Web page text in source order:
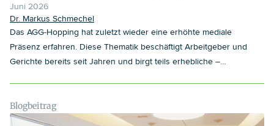
Juni 2026
Dr. Markus Schmechel
Das AGG-Hopping hat zuletzt wieder eine erhöhte mediale
Präsenz erfahren. Diese Thematik beschäftigt Arbeitgeber und
Gerichte bereits seit Jahren und birgt teils erhebliche –
sondern eine vermeintlich diskriminierende Absage bezwecken,
damit der abgelehnte Bewerber sodann über das Allgemeine
Blogbeitrag